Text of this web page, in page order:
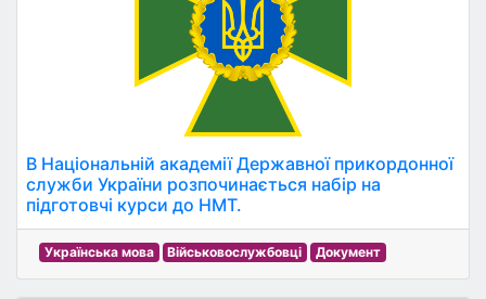
В Національній академії Державної прикордонної
служби України розпочинається набір на
підготовчі курси до НМТ.
Українська мова Військовослужбовці Документ